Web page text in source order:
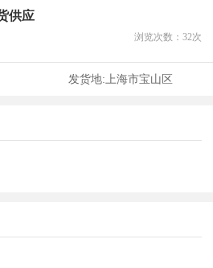
供应
浏览次数： 32次
发货地: 上海市宝山区